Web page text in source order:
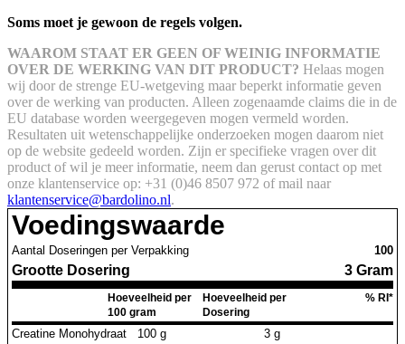
Soms moet je gewoon de regels volgen.
WAAROM STAAT ER GEEN OF WEINIG INFORMATIE
OVER DE WERKING VAN DIT PRODUCT? Helaas mogen
wij door de strenge EU-wetgeving maar beperkt informatie geven
over de werking van producten. Alleen zogenaamde claims die in de
EU database worden weergegeven mogen vermeld worden.
Resultaten uit wetenschappelijke onderzoeken mogen daarom niet
op de website gedeeld worden. Zijn er specifieke vragen over dit
product of wil je meer informatie, neem dan gerust contact op met
onze klantenservice op: +31 (0)46 8507 972 of mail naar
klantenservice@bardolino.nl.
Voedingswaarde
Aantal Doseringen per Verpakking 100
Grootte Dosering 3 Gram
Hoeveelheid per
100 gram
Hoeveelheid per
Dosering
% RI*
Creatine Monohydraat 100 g 3 g